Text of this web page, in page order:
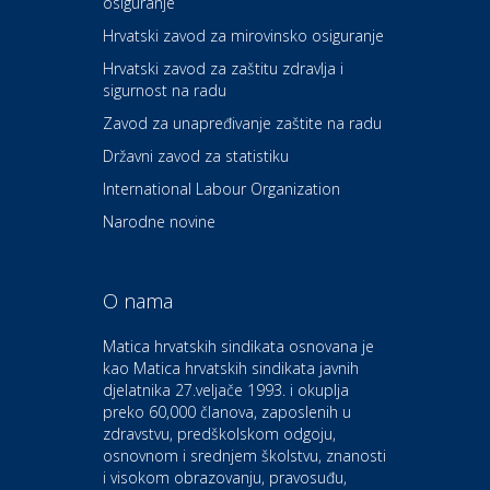
Povoljnosti
Dental Sudar
Dom i dizajn
Euro-vrt – kosilice, motorne
Odmor
Bistrica
Auto-moto i tehnika
CIAK Auto d.o.o.
Hrvatski zavod za mirovinsko osiguranje
Hrvatski zavod za zaštitu zdravlja i
sigurnost na radu
Zavod za unapređivanje zaštite na radu
Državni zavod za statistiku
International Labour Organization
Narodne novine
O nama
Matica hrvatskih sindikata osnovana je
kao Matica hrvatskih sindikata javnih
djelatnika 27.veljače 1993. i okuplja
preko 60,000 članova, zaposlenih u
zdravstvu, predškolskom odgoju,
osnovnom i srednjem školstvu, znanosti
i visokom obrazovanju, pravosuđu,